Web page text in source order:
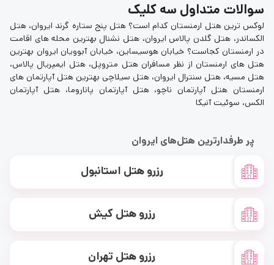
سوالات متداول سه کلیک
لوکس ترین هتل ارمنستان کدام است؟ هتل پنج ستاره گرند ایروان، هتل
الکساندر، هتل گلدن پالاس ایروان، هتل نشنال بهترین محله های اقامت
در ارمنستان کجاست؟ خیابان هوسیساین، خیابان آبوویان ایروان بهترین
هتل های ارمنستان از نظر مسافران هتل متروپل، هتل ایمپریال پالاس،
هتل مسیه، هتل سنترال ایروان، هتل سیلاچی بهترین هتل آپارتمان های
ارمنستان هتل آپارتمان ناچو، هتل آپارتمان پاناروما، هتل آپارتمان
الکس، سوئیت آنیکا
پر طرفدارترین هتل‌های ایروان
رزرو هتل استانبول
رزرو هتل کیش
رزرو هتل تهران